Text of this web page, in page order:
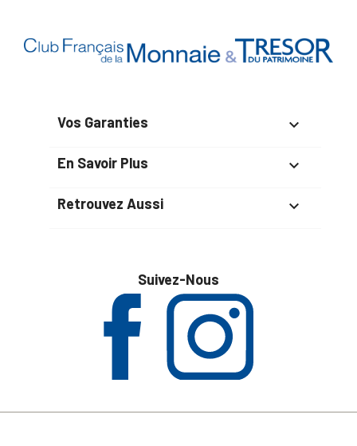
Vos Garanties 
En Savoir Plus 
Retrouvez Aussi 
Suivez-Nous